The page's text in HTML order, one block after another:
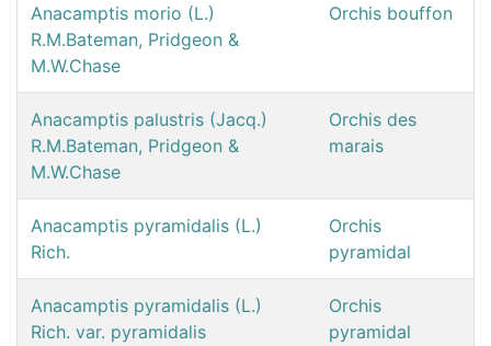
Anacamptis morio (L.)
R.M.Bateman, Pridgeon &
M.W.Chase
Orchis bouffon
Anacamptis palustris (Jacq.)
R.M.Bateman, Pridgeon &
M.W.Chase
Orchis des
marais
Anacamptis pyramidalis (L.)
Rich.
Orchis
pyramidal
Anacamptis pyramidalis (L.)
Rich. var. pyramidalis
Orchis
pyramidal